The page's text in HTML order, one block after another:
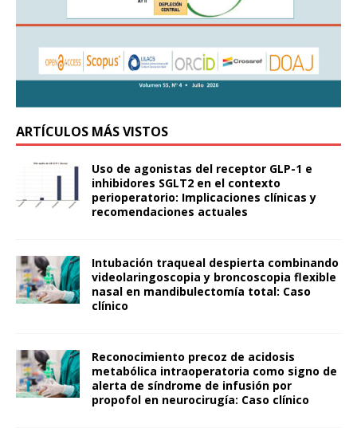
ARTÍCULOS MÁS VISTOS
Uso de agonistas del receptor GLP-1 e
inhibidores SGLT2 en el contexto
perioperatorio: Implicaciones clínicas y
recomendaciones actuales
Intubación traqueal despierta combinando
videolaringoscopia y broncoscopia flexible
nasal en mandibulectomía total: Caso
clínico
Reconocimiento precoz de acidosis
metabólica intraoperatoria como signo de
alerta de síndrome de infusión por
propofol en neurocirugía: Caso clínico